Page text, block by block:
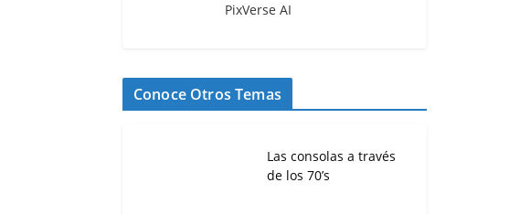
PixVerse AI
Conoce Otros Temas
Las consolas a través
de los 70’s